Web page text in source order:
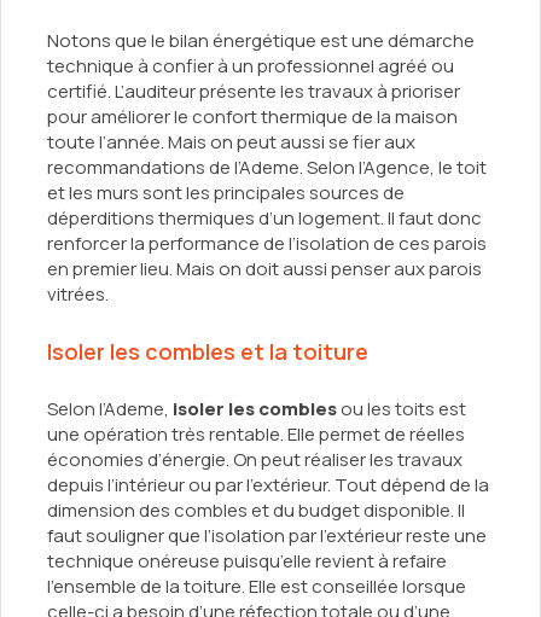
Notons que le bilan énergétique est une démarche
technique à confier à un professionnel agréé ou
certifié. L’auditeur présente les travaux à prioriser
pour améliorer le confort thermique de la maison
toute l’année. Mais on peut aussi se fier aux
recommandations de l’Ademe. Selon l’Agence, le toit
et les murs sont les principales sources de
déperditions thermiques d’un logement. Il faut donc
renforcer la performance de l’isolation de ces parois
en premier lieu. Mais on doit aussi penser aux parois
vitrées.
Isoler les combles et la toiture
Selon l’Ademe, isoler les comblesou les toits est
une opération très rentable. Elle permet de réelles
économies d’énergie. On peut réaliser les travaux
depuis l’intérieur ou par l’extérieur. Tout dépend de la
dimension des combles et du budget disponible. Il
faut souligner que l’isolation par l’extérieur reste une
technique onéreuse puisqu’elle revient à refaire
l’ensemble de la toiture. Elle est conseillée lorsque